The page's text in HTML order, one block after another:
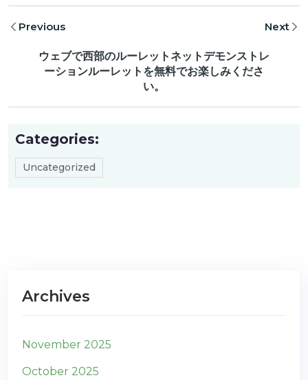
Previous
ウェブで西部のルーレットネットデモンストレ
ーションルーレットを無料でお楽しみくださ
い。
Next
Categories:
Uncategorized
Archives
November 2025
October 2025